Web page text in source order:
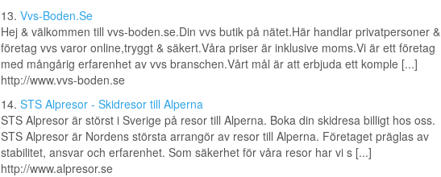
13. Vvs-Boden.Se
Hej & välkommen till vvs-boden.se.Din vvs butik på nätet.Här handlar privatpersoner &
företag vvs varor online,tryggt & säkert.Våra priser är inklusive moms.Vi är ett företag
med mångårig erfarenhet av vvs branschen.Vårt mål är att erbjuda ett komple [...]
http://www.vvs-boden.se
14. STS Alpresor - Skidresor till Alperna
STS Alpresor är störst i Sverige på resor till Alperna. Boka din skidresa billigt hos oss.
STS Alpresor är Nordens största arrangör av resor till Alperna. Företaget präglas av
stabilitet, ansvar och erfarenhet. Som säkerhet för våra resor har vi s [...]
http://www.alpresor.se